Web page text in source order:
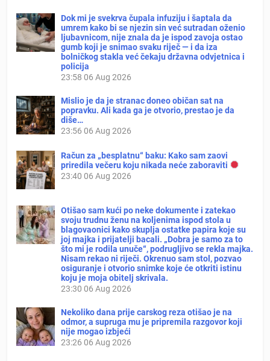
Dok mi je svekrva čupala infuziju i šaptala da
umrem kako bi se njezin sin već sutradan oženio
ljubavnicom, nije znala da je ispod zavoja ostao
gumb koji je snimao svaku riječ — i da iza
bolničkog stakla već čekaju državna odvjetnica i
policija
23:58 06 Aug 2026
Mislio je da je stranac doneo običan sat na
popravku. Ali kada ga je otvorio, prestao je da
diše…
23:56 06 Aug 2026
Račun za „besplatnu“ baku: Kako sam zaovi
priredila večeru koju nikada neće zaboraviti
23:40 06 Aug 2026
Otišao sam kući po neke dokumente i zatekao
svoju trudnu ženu na koljenima ispod stola u
blagovaonici kako skuplja ostatke papira koje su
joj majka i prijatelji bacali. „Dobra je samo za to
što mi je rodila unuče“, podrugljivo se rekla majka.
Nisam rekao ni riječi. Okrenuo sam stol, pozvao
osiguranje i otvorio snimke koje će otkriti istinu
koju je moja obitelj skrivala.
23:30 06 Aug 2026
Nekoliko dana prije carskog reza otišao je na
odmor, a supruga mu je pripremila razgovor koji
nije mogao izbjeći
23:26 06 Aug 2026